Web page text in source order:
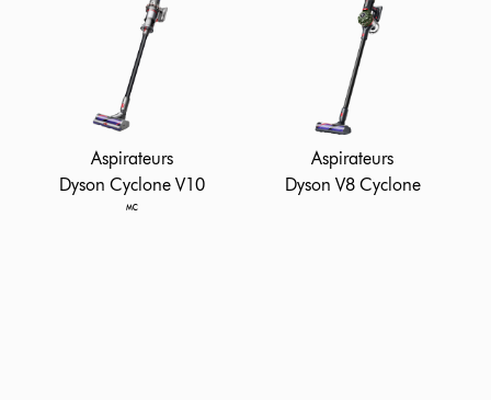
Aspirateurs
Dyson Cyclone V10
🅪
Aspirateurs
Dyson V8 Cyclone